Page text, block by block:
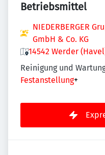
Betriebsmittel
NIEDERBERGER
GmbH & Co. KG
14542 Werder
Reinigung und
Festanstellung+